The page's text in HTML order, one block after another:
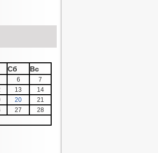
Сб Вс
6
7
13
14
20
21
27
28